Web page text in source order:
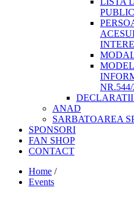
PUBLIC
NR.544/
DECLARATII
ANAD
SARBATOAREA
SPONSORI
FAN SHOP
CONTACT
Home /
Events